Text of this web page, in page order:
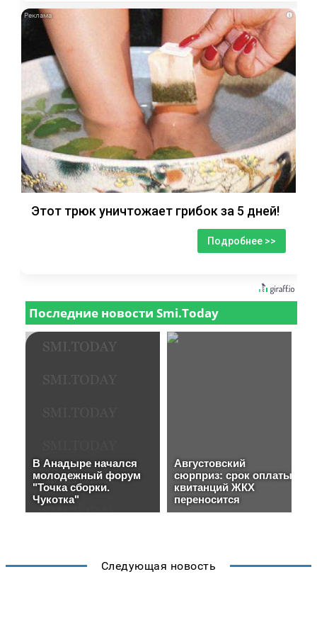
i
Этот трюк уничтожает грибок за 5 дней!
Подробнее >>
Следующая новость